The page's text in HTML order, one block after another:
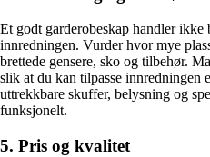
Et godt garderobeskap handler ikke
innredningen. Vurder hvor mye
brettede gensere, sko og tilbehør.
slik at du kan tilpasse innredningen
uttrekkbare skuffer, belysning og
funksjonelt.
5. Pris og kvalitet